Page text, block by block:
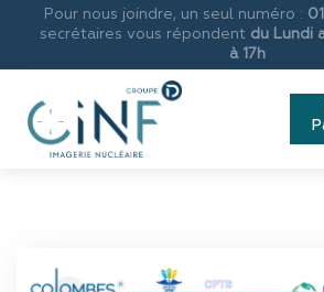
Pour nous joindre, un seul numéro :
secrétaires vous répondent du Lundi
à 17h